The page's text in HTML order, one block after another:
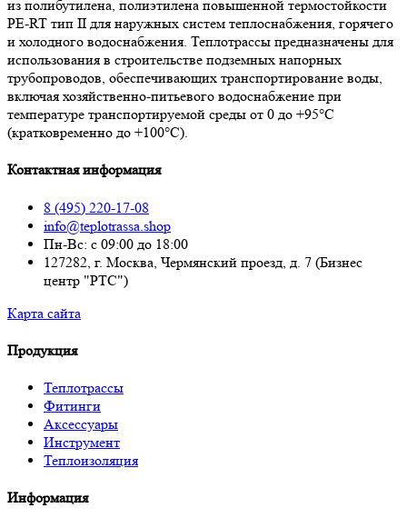
из полибутилена, полиэтилена повышенной термостойкости
PE-RT тип II для наружных систем теплоснабжения, горячего
и холодного водоснабжения. Теплотрассы предназначены для
использования в строительстве подземных напорных
трубопроводов, обеспечивающих транспортирование воды,
включая хозяйственно-питьевого водоснабжение при
температуре транспортируемой среды от 0 до +95°С
(кратковременно до +100°С).
Контактная информация
8 (495) 220-17-08
info@teplotrassa.shop
Пн-Вс: с 09:00 до 18:00
127282, г. Москва, Чермянский проезд, д. 7 (Бизнес
центр "РТС")
Карта сайта
Продукция
Теплотрассы
Фитинги
Аксессуары
Инструмент
Теплоизоляция
Информация